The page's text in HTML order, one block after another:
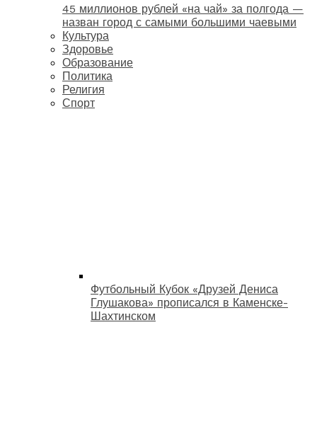
45 миллионов рублей «на чай» за полгода —
назван город с самыми большими чаевыми
Культура
Здоровье
Образование
Политика
Религия
Спорт
Футбольный Кубок «Друзей Дениса
Глушакова» прописался в Каменске-
Шахтинском